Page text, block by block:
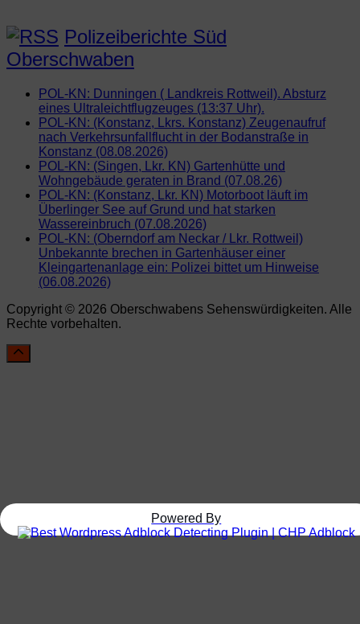
Polizeiberichte Süd
Oberschwaben
POL-KN: Dunningen ( Landkreis Rottweil). Absturz
eines Ultraleichtflugzeuges (13:37 Uhr).
POL-KN: (Konstanz, Lkrs. Konstanz) Zeugenaufruf
nach Verkehrsunfallflucht in der Bodanstraße in
Konstanz (08.08.2026)
POL-KN: (Singen, Lkr. KN) Gartenhütte und
Wohngebäude geraten in Brand (07.08.26)
POL-KN: (Konstanz, Lkr. KN) Motorboot läuft im
Überlinger See auf Grund und hat starken
Wassereinbruch (07.08.2026)
POL-KN: (Oberndorf am Neckar / Lkr. Rottweil)
Unbekannte brechen in Gartenhäuser einer
Kleingartenanlage ein: Polizei bittet um Hinweise
(06.08.2026)
Copyright © 2026 Oberschwabens Sehenswürdigkeiten. Alle
Rechte vorbehalten.
Powered By